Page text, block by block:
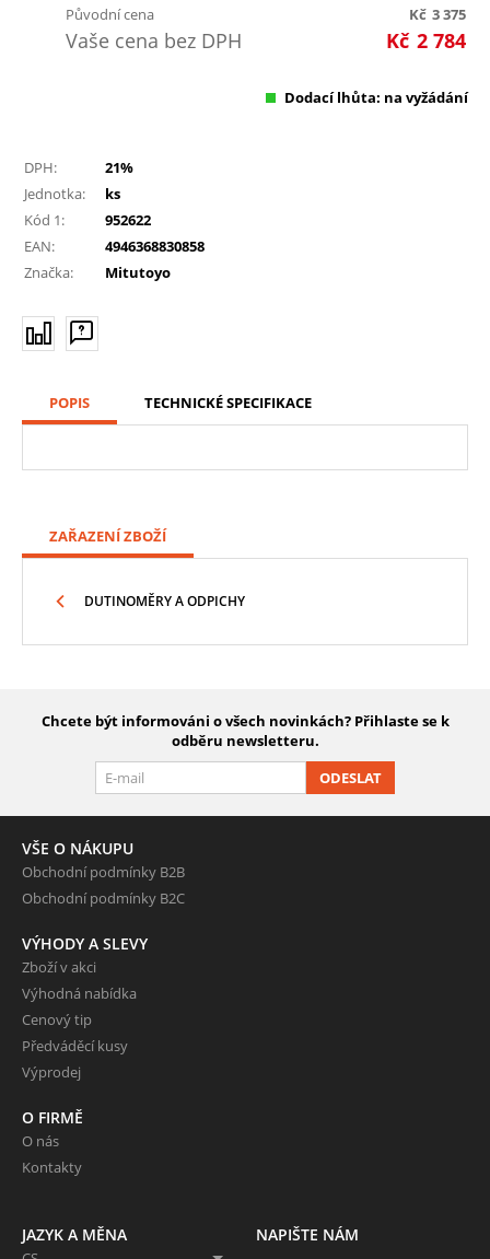
Původní cena 3 375
Kč
Vaše cena bez DPH 2 784
Kč
Dodací lhůta: na vyžádání
DPH:
21%
Jednotka:
ks
Kód 1:
952622
EAN:
4946368830858
Značka:
Mitutoyo
POPIS TECHNICKÉ SPECIFIKACE
ZAŘAZENÍ ZBOŽÍ
DUTINOMĚRY A ODPICHY
Chcete být informováni o všech novinkách? Přihlaste se k
odběru newsletteru.
ODESLAT
VŠE O NÁKUPU
Obchodní podmínky B2B
Obchodní podmínky B2C
VÝHODY A SLEVY
Zboží v akci
Výhodná nabídka
Cenový tip
Předváděcí kusy
Výprodej
O FIRMĚ
O nás
Kontakty
JAZYK A MĚNA NAPIŠTE NÁM